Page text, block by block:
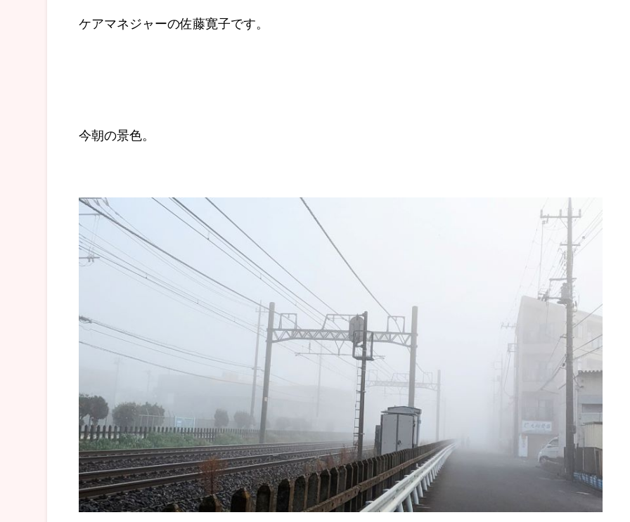
ケアマネジャーの佐藤寛子です。
今朝の景色。